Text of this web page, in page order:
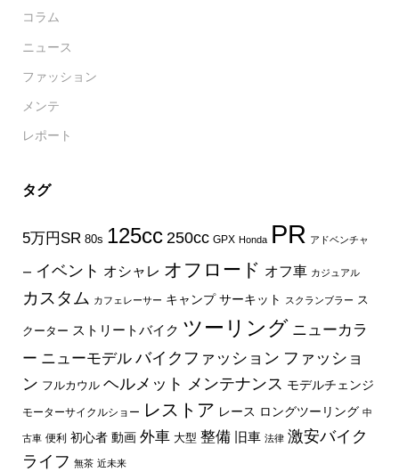
コラム
ニュース
ファッション
メンテ
レポート
タグ
5万円SR 80s 125cc 250cc GPX Honda PR アドベンチャ
ー イベント オシャレ オフロード オフ車 カジュアル
カスタム カフェレーサー キャンプ サーキット スクランブラー ス
クーター ストリートバイク ツーリング ニューカラ
ー ニューモデル バイクファッション ファッショ
ン フルカウル ヘルメット メンテナンス モデルチェンジ
モーターサイクルショー レストア レース ロングツーリング 中
古車 便利 初心者 動画 外車 大型 整備 旧車 法律 激安バイク
ライフ 無茶 近未来